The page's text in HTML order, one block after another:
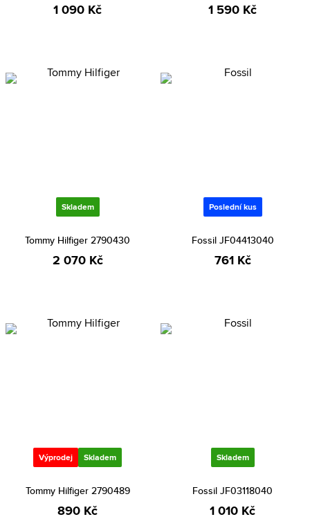
1 090 Kč 1 590 Kč
Skladem
Tommy Hilfiger 2790430
2 070 Kč
Poslední kus
Fossil JF04413040
761 Kč
Výprodej Skladem
Tommy Hilfiger 2790489
890 Kč
Skladem
Fossil JF03118040
1 010 Kč